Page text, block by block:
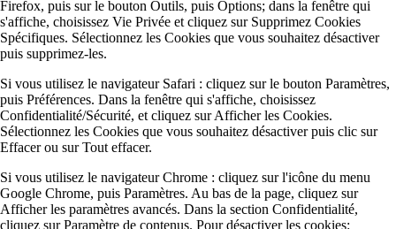
Firefox, puis sur le bouton Outils, puis Options; dans la fenêtre qui
s'affiche, choisissez Vie Privée et cliquez sur Supprimez Cookies
Spécifiques. Sélectionnez les Cookies que vous souhaitez désactiver
puis supprimez-les.
Si vous utilisez le navigateur Safari : cliquez sur le bouton Paramètres,
puis Préférences. Dans la fenêtre qui s'affiche, choisissez
Confidentialité/Sécurité, et cliquez sur Afficher les Cookies.
Sélectionnez les Cookies que vous souhaitez désactiver puis clic sur
Effacer ou sur Tout effacer.
Si vous utilisez le navigateur Chrome : cliquez sur l'icône du menu
Google Chrome, puis Paramètres. Au bas de la page, cliquez sur
Afficher les paramètres avancés. Dans la section Confidentialité,
cliquez sur Paramètre de contenus. Pour désactiver les cookies: